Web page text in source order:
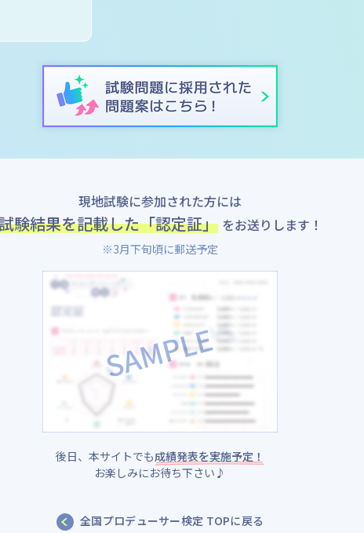
現地試験に参加された方には
験結果を記載した「認定証」 をお送りします！
※3月下旬頃に郵送予定
後日、本サイトでも成績発表を実施予定！
お楽しみにお待ち下さい♪
全国プロデューサー検定 TOPに戻る